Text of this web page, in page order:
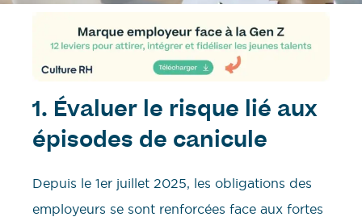
1. Évaluer le risque lié aux
épisodes de canicule
Depuis le 1er juillet 2025, les obligations des
employeurs se sont renforcées face aux fortes